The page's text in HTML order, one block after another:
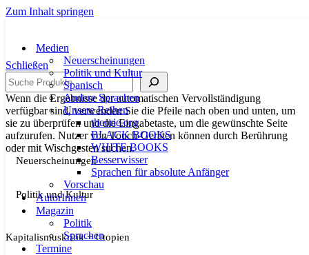
Zum Inhalt springen
Medien
Neuerscheinungen
Politik und Kultur
Spanisch
Andere Sprachen
Unsere Reihen
theorie.org
BLACK BOOKS
WHITE BOOKS
Besserwisser
Sprachen für absolute Anfänger
Vorschau
AutorInnen
Magazin
Politik
Sprachen
Termine
Schließen
Suche
Wenn die Ergebnisse der automatischen Vervollständigung
verfügbar sind, verwenden Sie die Pfeile nach oben und unten, um
sie zu überprüfen und die Eingabetaste, um die gewünschte Seite
aufzurufen. Nutzer von Touch-Geräten können durch Berührung
oder mit Wischgesten suchen.
Neuerscheinungen
Politik und Kultur
Kapitalismuskritik + Utopien